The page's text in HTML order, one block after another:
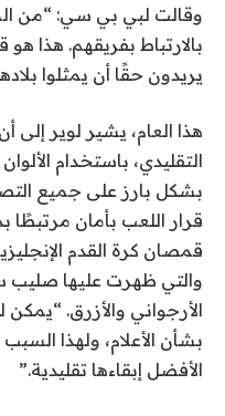
وقالت لبي بي سي: “من
بالارتباط بفريقهم. هذا
يريدون حقًا أن يمثلوا
هذا العام، يشير لوير
التقليدي، باستخدام
بشكل بارز على جميع
قرار اللعب بأمان مرتبطًا
قمصان كرة القدم
والتي ظهرت عليها صليب
الأرجواني والأزرق. “يمكن
بشأن الأعلام، ولهذا
الأفضل إبقاءها تقليدية.”